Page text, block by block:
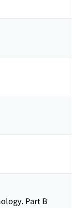
Part B